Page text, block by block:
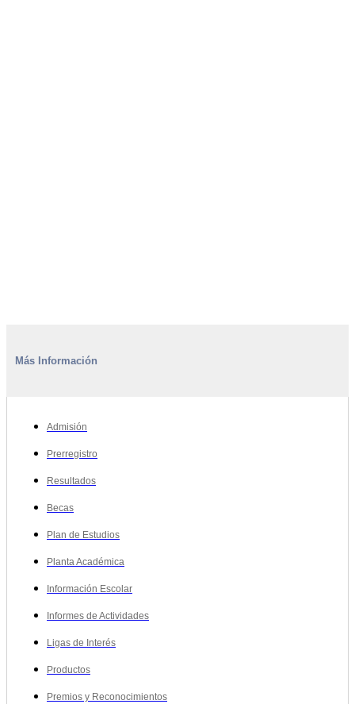
Más Información
Admisión
Prerregistro
Resultados
Becas
Plan de Estudios
Planta Académica
Información Escolar
Informes de Actividades
Ligas de Interés
Productos
Premios y Reconocimientos